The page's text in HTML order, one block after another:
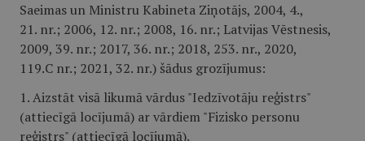
Saeimas un Ministru Kabineta Ziņotājs, 2004, 4.,
21. nr.; 2006, 12. nr.; 2008, 16. nr.; Latvijas Vēstnesis,
2009, 39. nr.; 2017, 36. nr.; 2018, 253. nr., 2020,
119.C nr.; 2021, 32. nr.) šādus grozījumus:
1. Aizstāt visā likumā vārdus "Iedzīvotāju reģistrs"
(attiecīgā locījumā) ar vārdiem "Fizisko personu
reģistrs" (attiecīgā locījumā).